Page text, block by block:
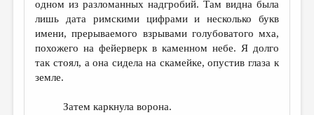
одном из разломанных надгробий. Там видна была
лишь дата римскими цифрами и несколько букв
имени, прерываемого взрывами голубоватого мха,
похожего на фейерверк в каменном небе. Я долго
так стоял, а она сидела на скамейке, опустив глаза к
земле.
Затем каркнула ворона.